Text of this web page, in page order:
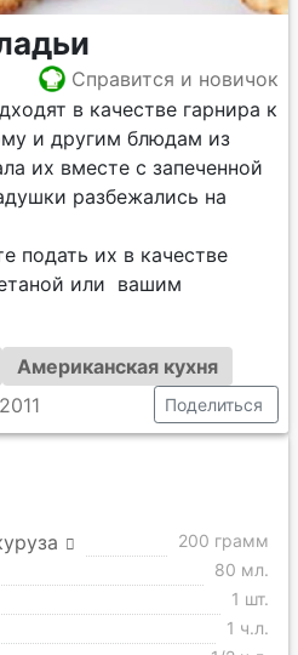
Справится и новичок
в качестве гарнира к
и другим блюдам из
их вместе с запеченной
разбежались на
подать их в качестве
или вашим
Американская кухня
Поделиться
200 грамм
80 мл.
1 шт.
1 ч.л.